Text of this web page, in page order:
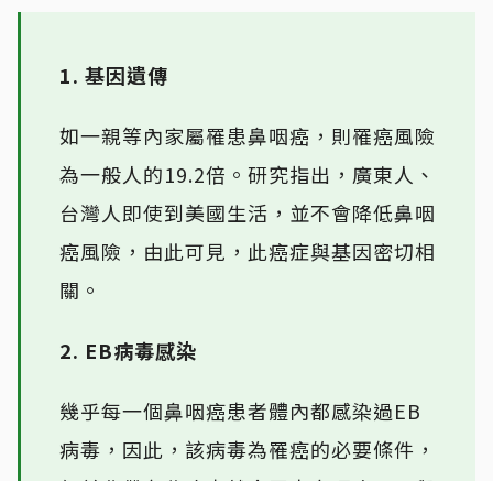
1. 基因遺傳
如一親等內家屬罹患鼻咽癌，則罹癌風險
為一般人的19.2倍。研究指出，廣東人、
台灣人即使到美國生活，並不會降低鼻咽
癌風險，由此可見，此癌症與基因密切相
關。
2. EB病毒感染
幾乎每一個鼻咽癌患者體內都感染過EB
病毒，因此，該病毒為罹癌的必要條件，